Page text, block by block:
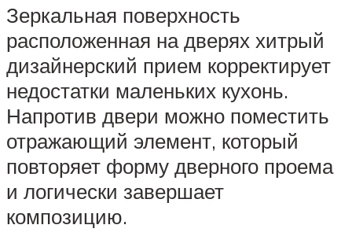
Зеркальная поверхность
расположенная на дверях хитрый
дизайнерский прием корректирует
недостатки маленьких кухонь.
Напротив двери можно поместить
отражающий элемент, который
повторяет форму дверного проема
и логически завершает
композицию.